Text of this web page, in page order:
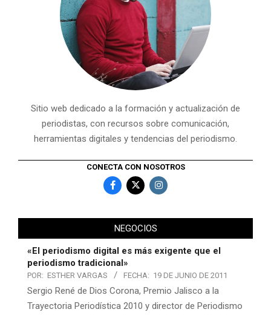
Sitio web dedicado a la formación y actualización de
periodistas, con recursos sobre comunicación,
herramientas digitales y tendencias del periodismo.
CONECTA CON NOSOTROS
NEGOCIOS
«El periodismo digital es más exigente que el
periodismo tradicional»
POR: ESTHER VARGAS FECHA: 19 DE JUNIO DE 2011
Sergio René de Dios Corona, Premio Jalisco a la
Trayectoria Periodística 2010 y director de Periodismo